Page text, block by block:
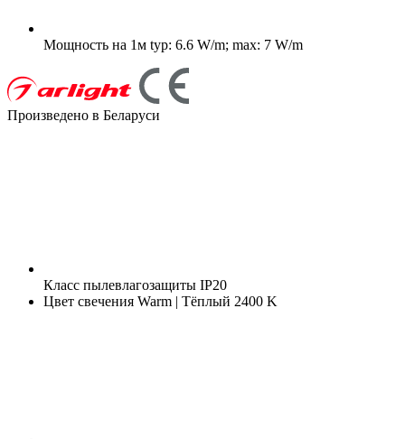
Мощность на 1м typ: 6.6 W/m; max: 7 W/m
Произведено в Беларуси
Класс пылевлагозащиты IP20
Цвет свечения Warm | Тёплый 2400 K